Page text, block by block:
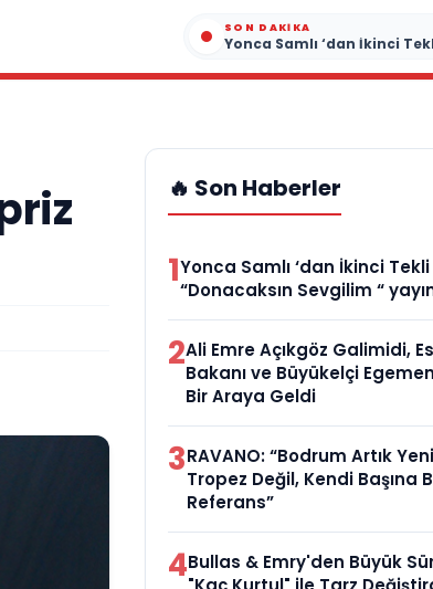
SON DAKIKA
🔥 Son Haberler
1Yonca Samlı ‘dan İkinci Tekli
“Donacaksın Sevgilim “
2Ali Emre Açıkgöz Galimidi,
Bakanı ve Büyükelçi
Bir Araya Geldi
3RAVANO: “Bodrum Artık
Tropez Değil, Kendi Başına
Referans”
4Bullas & Emry'den Büyük